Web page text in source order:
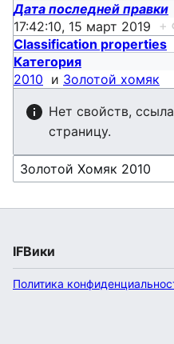
Дата последней правки
17:42:10, 15 март 2019 +
Classification properties
Категория
2010 и Золотой хомяк
Нет свойств,
страницу.
IFВики
Политика